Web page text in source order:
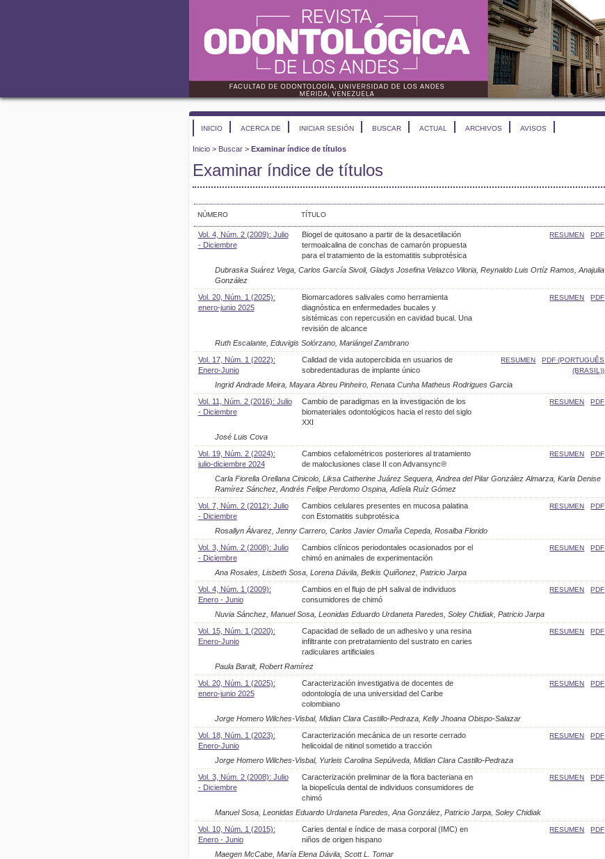
INICIO ACERCA DE INICIAR SESIÓN BUSCAR ACTUAL ARCHIVOS AVISOS
Inicio > Buscar > Examinar índice de títulos
Examinar índice de títulos
NÚMERO TÍTULO
Vol. 4, Núm. 2 (2009): Julio
- Diciembre
Biogel de quitosano a partir de la desacetilación
termoalcalina de conchas de camarón propuesta
para el tratamiento de la estomatitis subprotésica
RESUMEN PDF
Dubraska Suárez Vega, Carlos García Sivoli, Gladys Josefina Velazco Viloria, Reynaldo Luis Ortíz Ramos, Anajulia
González
Vol. 20, Núm. 1 (2025):
enero-junio 2025
Biomarcadores salivales como herramienta
diagnóstica en enfermedades bucales y
sistémicas con repercusión en cavidad bucal. Una
revisión de alcance
RESUMEN PDF
Ruth Escalante, Eduvigis Solórzano, Mariángel Zambrano
Vol. 17, Núm. 1 (2022):
Enero-Junio
Calidad de vida autopercibida en usuarios de
sobredentaduras de implante único
RESUMEN
PDF (PORTUGUÊS
(BRASIL))
Ingrid Andrade Meira, Mayara Abreu Pinheiro, Renata Cunha Matheus Rodrigues Garcia
Vol. 11, Núm. 2 (2016): Julio
- Diciembre
Cambio de paradigmas en la investigación de los
biomateriales odontológicos hacia el resto del siglo
XXI
RESUMEN PDF
José Luis Cova
Vol. 19, Núm. 2 (2024):
julio-diciembre 2024
Cambios cefalométricos posteriores al tratamiento
de maloclusiones clase II con Advansync®
RESUMEN PDF
Carla Fiorella Orellana Cinicolo, Liksa Catherine Juárez Sequera, Andrea del Pilar González Almarza, Karla Denise
Ramírez Sánchez, Andrés Felipe Perdomo Ospina, Adíela Ruíz Gómez
Vol. 7, Núm. 2 (2012): Julio
- Diciembre
Cambios celulares presentes en mucosa palatina
con Estomatitis subprotésica
RESUMEN PDF
Rosallyn Álvarez, Jenny Carrero, Carlos Javier Omaña Cepeda, Rosalba Florido
Vol. 3, Núm. 2 (2008): Julio
- Diciembre
Cambios clínicos periodontales ocasionados por el
chimó en animales de experimentación
RESUMEN PDF
Ana Rosales, Lisbeth Sosa, Lorena Dávila, Belkis Quiñonez, Patricio Jarpa
Vol. 4, Núm. 1 (2009):
Enero - Junio
Cambios en el flujo de pH salival de individuos
consumidores de chimó
RESUMEN PDF
Nuvia Sánchez, Manuel Sosa, Leonidas Eduardo Urdaneta Paredes, Soley Chidiak, Patricio Jarpa
Vol. 15, Núm. 1 (2020):
Enero-Junio
Capacidad de sellado de un adhesivo y una resina
infiltrante con pretratamiento del sustrato en caries
radiculares artificiales
RESUMEN PDF
Paula Baralt, Robert Ramírez
Vol. 20, Núm. 1 (2025):
enero-junio 2025
Caracterización investigativa de docentes de
odontología de una universidad del Caribe
colombiano
RESUMEN PDF
Jorge Homero Wilches-Visbal, Midian Clara Castillo-Pedraza, Kelly Jhoana Obispo-Salazar
Vol. 18, Núm. 1 (2023):
Enero-Junio
Caracterización mecánica de un resorte cerrado
helicoidal de nitinol sometido a tracción
RESUMEN PDF
Jorge Homero Wilches-Visbal, Yurleis Carolina Sepúlveda, Midian Clara Castillo-Pedraza
Vol. 3, Núm. 2 (2008): Julio
- Diciembre
Caracterización preliminar de la flora bacteriana en
la biopelícula dental de individuos consumidores de
chimó
RESUMEN PDF
Manuel Sosa, Leonidas Eduardo Urdaneta Paredes, Ana González, Patricio Jarpa, Soley Chidiak
Vol. 10, Núm. 1 (2015):
Enero - Junio
Caries dental e índice de masa corporal (IMC) en
niños de origen hispano
RESUMEN PDF
Maegen McCabe, María Elena Dávila, Scott L. Tomar